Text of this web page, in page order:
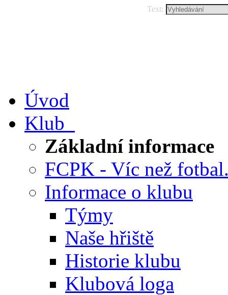
Text:
Úvod
Klub
Základní informace
FCPK - Víc než
Informace o klubu
Týmy
Naše hřiště
Historie klubu
Klubová loga